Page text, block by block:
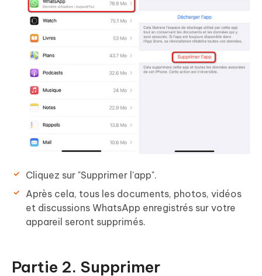
Cliquez sur "Supprimer l'app".
Après cela, tous les documents, photos, vidéos
et discussions WhatsApp enregistrés sur votre
appareil seront supprimés.
Partie 2. Supprimer